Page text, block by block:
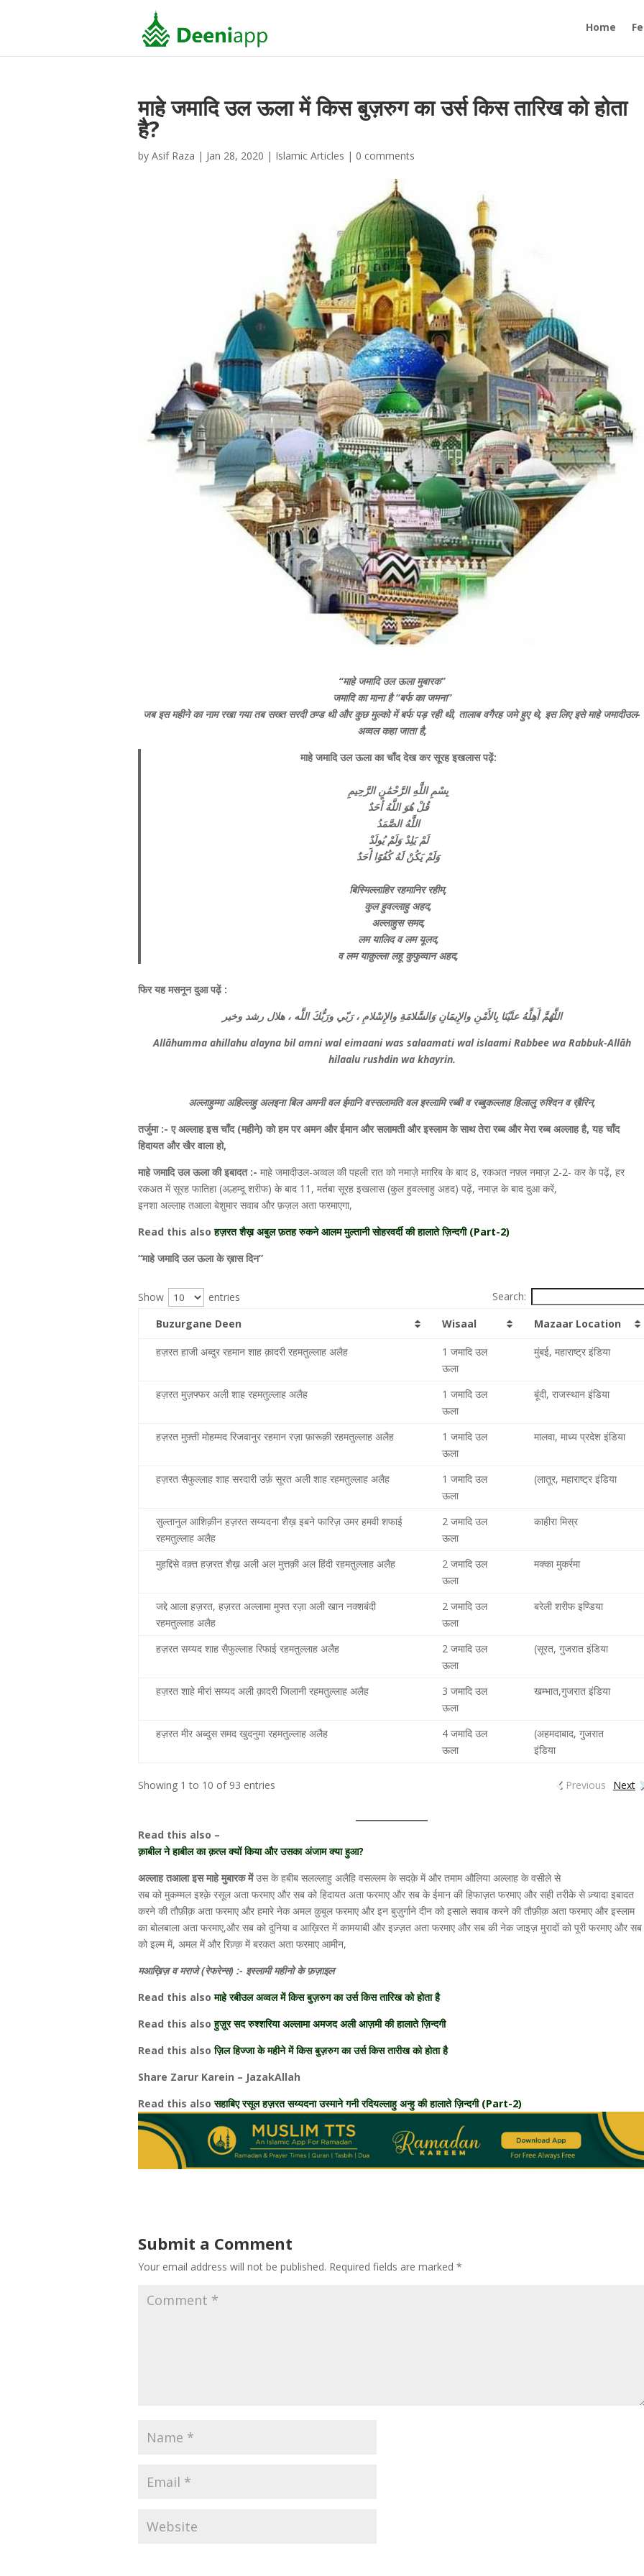
Home
माहे जमादि उल ऊला में किस बुज़रुग का उर्स किस तारिख को होता
है?
by Asif Raza | Jan 28, 2020 | Islamic Articles | 0 comments
“माहे जमादि उल ऊला मुबारक”
जमादि का माना है “बर्फ का जमना”
जब इस महीने का नाम रखा गया तब सख्त सरदी ठण्ड थी और कुछ मुल्को में बर्फ पड़ रही थी, तालाब वगैरह जमे हुए थे, इस लिए इसे माहे जमादीउल-
अव्वल कहा जाता है,
माहे जमादि उल ऊला का चाँद देख कर सूरह इखलास पढ़ें:
ﺑِﺴْﻢِ ﺍﻟﻠَّﻪِ ﺍﻟﺮَّﺣْﻤَٰﻦِ ﺍﻟﺮَّﺣِﻴﻢِ
ﻗُﻞْ ﻫُﻮَ ﺍﻟﻠَّﻪُ ﺃَﺣَﺪٌ
ﺍﻟﻠَّﻪُ ﺍﻟﺼَّﻤَﺪُ
ﻟَﻢْ ﻳَﻠِﺪْ ﻭَﻟَﻢْ ﻳُﻮﻟَﺪْ
ﻭَﻟَﻢْ ﻳَﻜُﻦْ ﻟَﻪُ ﻛُﻔُﻮًﺍ ﺃَﺣَﺪٌ
बिस्मिल्लाहिर रहमानिर रहीम,
कुल हुवल्लाहु अहद,
अल्लाहुस समद,
लम यालिद व लम यूलद,
व लम याक़ुल्ला लहू कुफुव्वान अहद,
फिर यह मसनून दुआ पढ़ें :
ﺍﻟﻠَّﻬُﻢَّ ﺃَﻫِﻠَّﻪُ ﻋﻠَﻴْﻨَﺎ ﺑِﺎﻷَﻣْﻦِ ﻭﺍﻹِﻳﻤَﺎﻥِ ﻭَﺍﻟﺴَّﻼﻣَﺔِ ﻭﺍﻹِﺳْﻼﻡِ ، ﺭَﺑّﻲ ﻭﺭَﺑُّﻚَ ﺍﻟﻠَّﻪ ، ﻫﻼﻝ ﺭﺷﺪ ﻭﺧﻴﺮ
Allāhumma ahillahu alayna bil amni wal eimaani was salaamati wal islaami Rabbee wa Rabbuk-Allāh
hilaalu rushdin wa khayrin.
अल्लाहुम्मा अहिल्लहु अलइना बिल अमनी वल ईमानि वस्सलामति वल इस्लामि रब्बी व रब्बुकल्लाह हिलालु रुश्दिन व ख़ैरिन,
तर्जुमा :- ए अल्लाह इस चाँद (महीने) को हम पर अमन और ईमान और सलामती और इस्लाम के साथ तेरा रब्ब और मेरा रब्ब अल्लाह है, यह चाँद
हिदायत और खैर वाला हो,
माहे जमादि उल ऊला की इबादत :- माहे जमादीउल-अव्वल की पहली रात को नमाज़े मग़रिब के बाद 8, रकअत नफ़्ल नमाज़ 2-2- कर के पढ़ें, हर
रकअत में सूरह फातिहा (अल्हम्दू शरीफ) के बाद 11, मर्तबा सूरह इखलास (कुल हुवल्लाहु अहद) पढ़ें, नमाज़ के बाद दुआ करें,
इनशा अल्लाह तआला बेशुमार सवाब और फ़ज़ल अता फरमाएगा,
Read this also हज़रत शैख़ अबुल फ़तह रुकने आलम मुल्तानी सोहरवर्दी की हालाते ज़िन्दगी (Part-2)
“माहे जमादि उल ऊला के ख़ास दिन”
Show entries
Search:
Buzurgane Deen
Wisaal Mazaar Location
हज़रत हाजी अब्दुर रहमान शाह क़ादरी रहमतुल्लाह अलैह
1 जमादि उल
ऊला
मुंबई, महाराष्ट्र इंडिया
हज़रत मुज़फ्फर अली शाह रहमतुल्लाह अलैह
1 जमादि उल
ऊला
बूंदी, राजस्थान इंडिया
हज़रत मुफ़्ती मोहम्मद रिजवानुर रहमान रज़ा फ़ारूक़ी रहमतुल्लाह अलैह
1 जमादि उल
ऊला
मालवा, माध्य प्रदेश इंडिया
हज़रत सैफुल्लाह शाह सरदारी उर्फ़ सूरत अली शाह रहमतुल्लाह अलैह
1 जमादि उल
ऊला
(लातूर, महाराष्ट्र इंडिया
सुल्तानुल आशिक़ीन हज़रत सय्यदना शैख़ इबने फारिज़ उमर हमवी शफाई
रहमतुल्लाह अलैह
2 जमादि उल
ऊला
काहीरा मिस्र
मुहद्दिसे वक़्त हज़रत शैख़ अली अल मुत्तक़ी अल हिंदी रहमतुल्लाह अलैह
2 जमादि उल
ऊला
मक्का मुकर्रमा
जद्दे आला हज़रत, हज़रत अल्लामा मुफ्त रज़ा अली खान नक्शबंदी
रहमतुल्लाह अलैह
2 जमादि उल
ऊला
बरेली शरीफ इण्डिया
हज़रत सय्यद शाह सैफुल्लाह रिफाई रहमतुल्लाह अलैह
2 जमादि उल
ऊला
(सूरत, गुजरात इंडिया
हज़रत शाहे मीरां सय्यद अली क़ादरी जिलानी रहमतुल्लाह अलैह
3 जमादि उल
ऊला
खम्भात,गुजरात इंडिया
हज़रत मीर अब्दुस समद खुदनुमा रहमतुल्लाह अलैह
4 जमादि उल
ऊला
(अहमदाबाद, गुजरात
इंडिया
Showing 1 to 10 of 93 entries Previous Next
Read this also –
क़ाबील ने हाबील का क़त्ल क्यों किया और उसका अंजाम क्या हुआ?
अल्लाह तआला इस माहे मुबारक मेंउस के हबीब सलल्लाहु अलैहि वसल्लम के सदक़े में और तमाम औलिया अल्लाह के वसीले से
सब को मुकम्मल इश्क़े रसूल अता फरमाए और सब को हिदायत अता फरमाए और सब के ईमान की हिफाज़त फरमाए और सही तरीके से ज़्यादा इबादत
करने की तौफ़ीक़ अता फरमाए और हमारे नेक अमल क़ुबूल फरमाए और इन बुज़ुर्गाने दीन को इसाले सवाब करने की तौफ़ीक़ अता फरमाए और इस्लाम
का बोलबाला अता फरमाए,और सब को दुनिया व आख़िरत में कामयाबी और इज़्ज़त अता फरमाए और सब की नेक जाइज़ मुरादों को पूरी फरमाए और सब
को इल्म में, अमल में और रिज़्क़ में बरकत अता फरमाए आमीन,
मआख़िज़ व मराजे (रेफरेन्स) :- इस्लामी महीनो के फ़ज़ाइल
Read this also माहे रबीउल अव्वल में किस बुज़रुग का उर्स किस तारिख को होता है
Read this also हुज़ूर सद रुश्शरिया अल्लामा अमजद अली आज़मी की हालाते ज़िन्दगी
Read this also ज़िल हिज्जा के महीने में किस बुज़रुग का उर्स किस तारीख को होता है
Share Zarur Karein – JazakAllah
Read this alsoसहाबिए रसूल हज़रत सय्यदना उस्माने गनी रदियल्लाहु अन्हु की हालाते ज़िन्दगी (Part-2)
Submit a Comment
Your email address will not be published. Required fields are marked *